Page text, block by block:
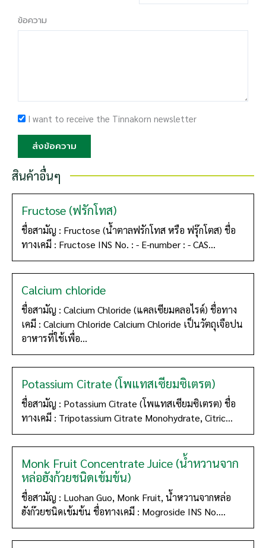
ข้อความ
I want to receive the Tinnakorn newsletter
ส่งข้อความ
สินค้าอื่นๆ
Fructose (ฟรักโทส)
ชื่อสามัญ : Fructose (น้ำตาลฟรักโทส หรือ ฟรุ๊กโตส) ชื่อ
ทางเคมี : Fructose INS No. : - E-number : - CAS...
Calcium chloride
ชื่อสามัญ : Calcium Chloride (แคลเซียมคลอไรด์) ชื่อทาง
เคมี : Calcium Chloride Calcium Chloride เป็นวัตถุเจือปน
อาหารที่ใช้เพื่อ...
Potassium Citrate (โพแทสเซียมซิเตรต)
ชื่อสามัญ : Potassium Citrate (โพแทสเซียมซิเตรต) ชื่อ
ทางเคมี : Tripotassium Citrate Monohydrate, Citric...
Monk Fruit Concentrate Juice (น้ำหวานจาก
หล่อฮังก้วยชนิดเข้มข้น)
ชื่อสามัญ : Luohan Guo, Monk Fruit, น้ำหวานจากหล่อ
ฮังก๊วยชนิดเข้มข้น ชื่อทางเคมี : Mogroside INS No....